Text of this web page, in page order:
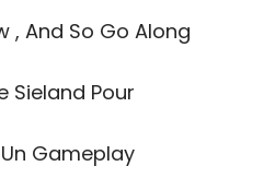
, And So Go Along
Sieland Pour
Gameplay